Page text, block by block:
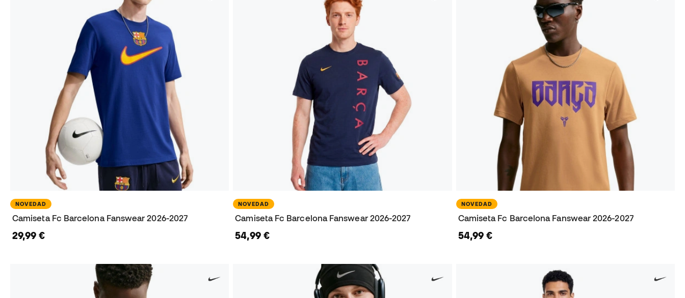
NOVEDAD
Camiseta Fc Barcelona Fanswear 2026-2027
29,99 €
NOVEDAD
Camiseta Fc Barcelona Fanswear 2026-2027
54,99 €
NOVEDAD
Camiseta Fc Barcelona Fanswear 2026-2027
54,99 €